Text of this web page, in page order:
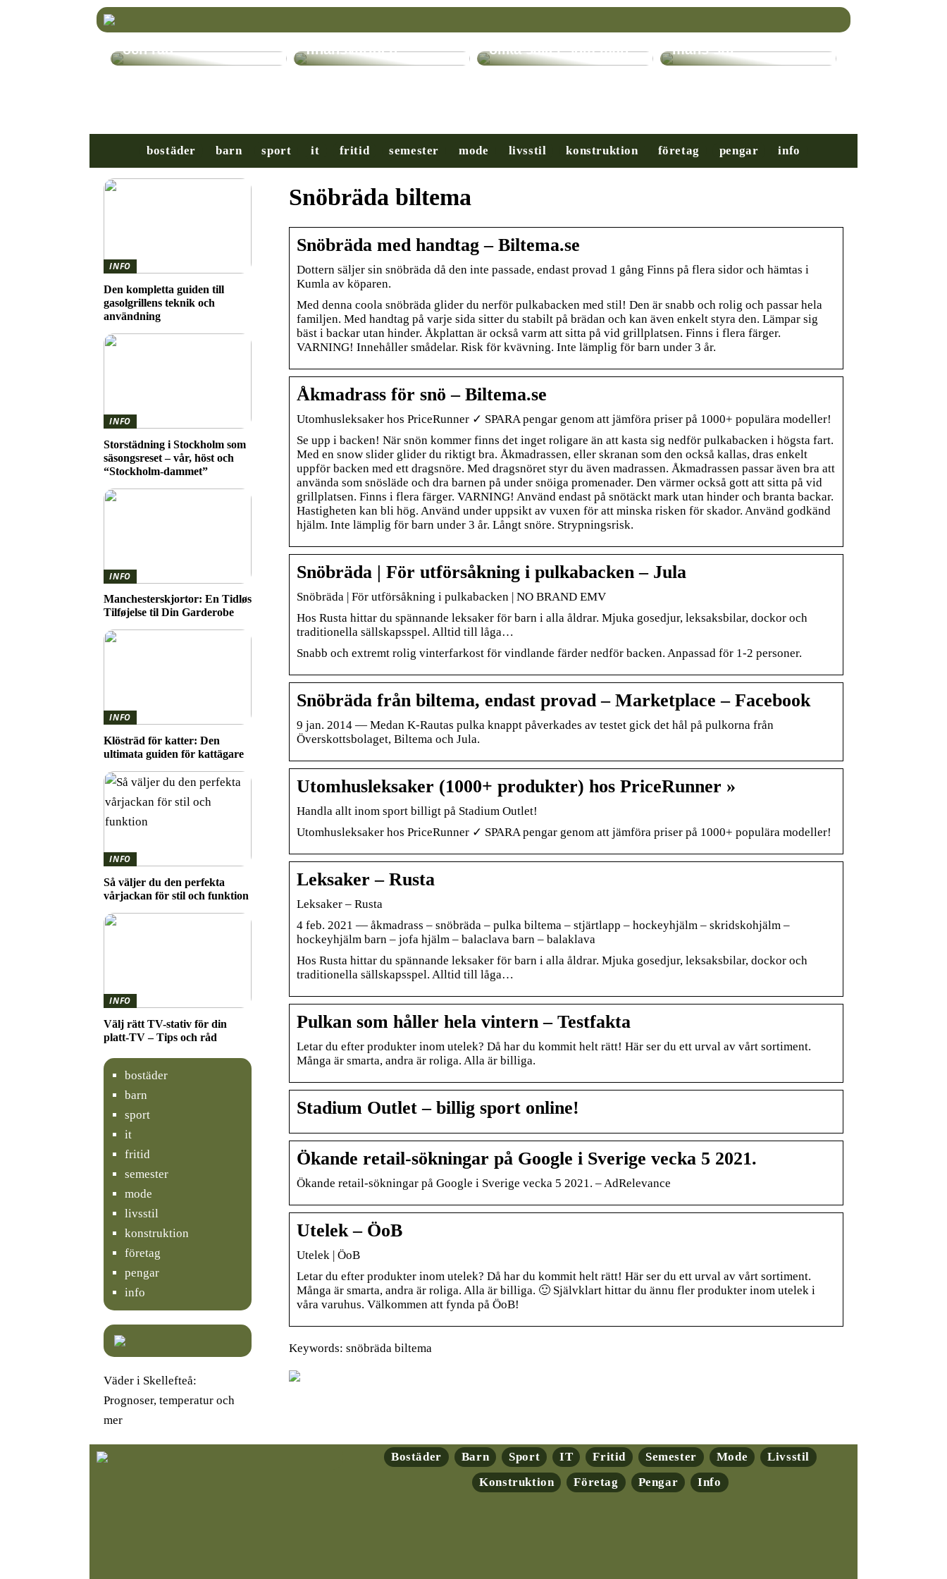
din platt-TV – Tips
och råd
revolution inom
finansvärlden
Få hjälp med många
olika saker som man
Nybörjarguiden till
mäns stil
bostäder barn sport it fritid semester mode livsstil konstruktion företag pengar info
Snöbräda biltema
Snöbräda med handtag – Biltema.se
Dottern säljer sin snöbräda då den inte passade, endast provad 1 gång Finns på flera sidor och hämtas i
Kumla av köparen.
Med denna coola snöbräda glider du nerför pulkabacken med stil! Den är snabb och rolig och passar hela
familjen. Med handtag på varje sida sitter du stabilt på brädan och kan även enkelt styra den. Lämpar sig
bäst i backar utan hinder. Åkplattan är också varm att sitta på vid grillplatsen. Finns i flera färger.
VARNING! Innehåller smådelar. Risk för kvävning. Inte lämplig för barn under 3 år.
Åkmadrass för snö – Biltema.se
Utomhusleksaker hos PriceRunner ✓ SPARA pengar genom att jämföra priser på 1000+ populära modeller!
Se upp i backen! När snön kommer finns det inget roligare än att kasta sig nedför pulkabacken i högsta fart.
Med en snow slider glider du riktigt bra. Åkmadrassen, eller skranan som den också kallas, dras enkelt
uppför backen med ett dragsnöre. Med dragsnöret styr du även madrassen. Åkmadrassen passar även bra att
använda som snösläde och dra barnen på under snöiga promenader. Den värmer också gott att sitta på vid
grillplatsen. Finns i flera färger. VARNING! Använd endast på snötäckt mark utan hinder och branta backar.
Hastigheten kan bli hög. Använd under uppsikt av vuxen för att minska risken för skador. Använd godkänd
hjälm. Inte lämplig för barn under 3 år. Långt snöre. Strypningsrisk.
Snöbräda | För utförsåkning i pulkabacken – Jula
Snöbräda | För utförsåkning i pulkabacken | NO BRAND EMV
Hos Rusta hittar du spännande leksaker för barn i alla åldrar. Mjuka gosedjur, leksaksbilar, dockor och
traditionella sällskapsspel. Alltid till låga…
Snabb och extremt rolig vinterfarkost för vindlande färder nedför backen. Anpassad för 1-2 personer.
Snöbräda från biltema, endast provad – Marketplace – Facebook
9 jan. 2014 — Medan K-Rautas pulka knappt påverkades av testet gick det hål på pulkorna från
Överskottsbolaget, Biltema och Jula.
Utomhusleksaker (1000+ produkter) hos PriceRunner »
Handla allt inom sport billigt på Stadium Outlet!
Utomhusleksaker hos PriceRunner ✓ SPARA pengar genom att jämföra priser på 1000+ populära modeller!
Leksaker – Rusta
Leksaker – Rusta
4 feb. 2021 — åkmadrass – snöbräda – pulka biltema – stjärtlapp – hockeyhjälm – skridskohjälm –
hockeyhjälm barn – jofa hjälm – balaclava barn – balaklava
Hos Rusta hittar du spännande leksaker för barn i alla åldrar. Mjuka gosedjur, leksaksbilar, dockor och
traditionella sällskapsspel. Alltid till låga…
Pulkan som håller hela vintern – Testfakta
Letar du efter produkter inom utelek? Då har du kommit helt rätt! Här ser du ett urval av vårt sortiment.
Många är smarta, andra är roliga. Alla är billiga.
Stadium Outlet – billig sport online!
Ökande retail-sökningar på Google i Sverige vecka 5 2021.
Ökande retail-sökningar på Google i Sverige vecka 5 2021. – AdRelevance
Utelek – ÖoB
Utelek | ÖoB
Letar du efter produkter inom utelek? Då har du kommit helt rätt! Här ser du ett urval av vårt sortiment.
Många är smarta, andra är roliga. Alla är billiga. 🙂 Självklart hittar du ännu fler produkter inom utelek i
våra varuhus. Välkommen att fynda på ÖoB!
Keywords: snöbräda biltema
INFO
Den kompletta guiden till
gasolgrillens teknik och
användning
INFO
Storstädning i Stockholm som
säsongsreset – vår, höst och
“Stockholm-dammet”
INFO
Manchesterskjortor: En Tidløs
Tilføjelse til Din Garderobe
INFO
Klösträd för katter: Den
ultimata guiden för kattägare
INFO
Så väljer du den perfekta
vårjackan för stil och funktion
INFO
Välj rätt TV-stativ för din
platt-TV – Tips och råd
bostäder
barn
sport
it
fritid
semester
mode
livsstil
konstruktion
företag
pengar
info
Väder i Skellefteå:
Prognoser, temperatur och
mer
Bostäder Barn Sport IT Fritid Semester Mode
Livsstil
Konstruktion
Företag Pengar Info